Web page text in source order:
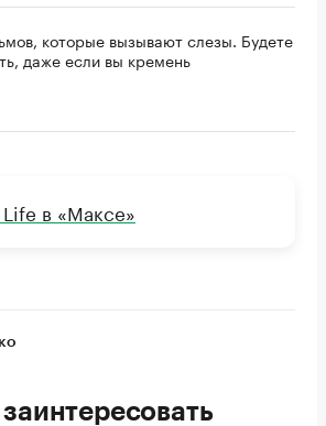
которые вызывают слезы. Будете
даже если вы кремень
в «Максе»